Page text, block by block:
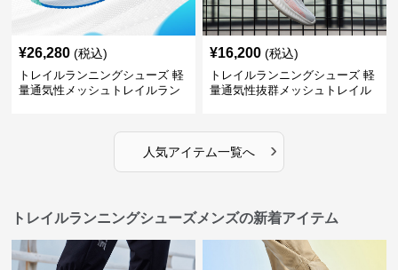
¥26,280 (税込)
トレイルランニングシューズ 軽
量通気性メッシュトレイルラン
¥16,200 (税込)
トレイルランニングシューズ 軽
量通気性抜群メッシュトレイル
人気アイテム一覧へ ›
トレイルランニングシューズメンズの新着アイテム